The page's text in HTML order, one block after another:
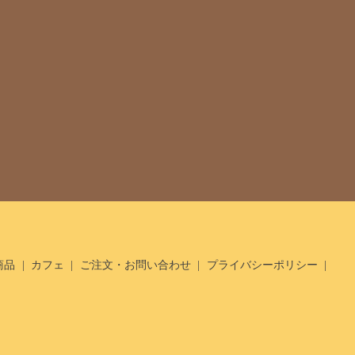
品 カフェ ご注文・お問い合わせ プライバシーポリシー